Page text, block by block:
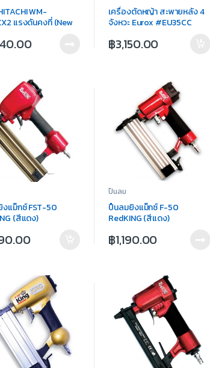
WM-
แรงดันคงที่ (New
เครื่องตัดหญ้า สะพายหลัง 4
จังหวะ Eurox #EU35CC
฿3,150.00
แม็กซ์ FST-50
(สีแดง)
ปืนลม
ปืนลมยิงแม็กซ์ F-50
RedKING (สีแดง)
฿1,190.00